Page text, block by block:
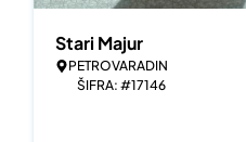
Stari Majur
PETROVARADIN
ŠIFRA: #17146